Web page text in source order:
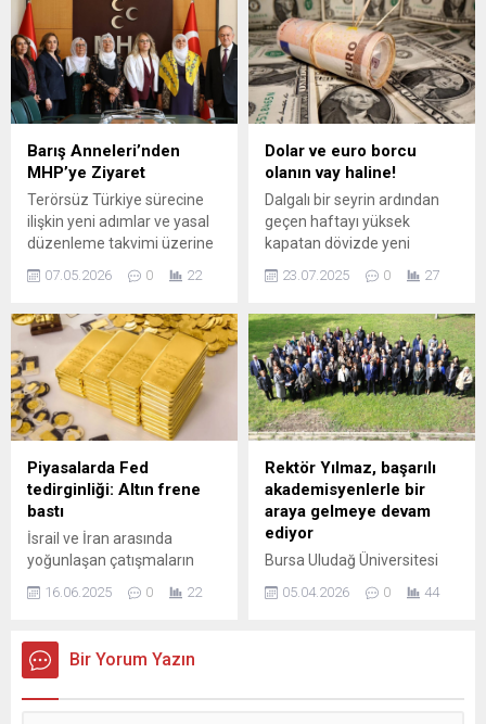
başladı. AKP Diyarbakır
Milletvekili Suna Kepolu
Ataman’ın, Elazığ’ın DEM
Partili Karakoçan Belediye
Başkanı Cafer Oğur’u
ziyaret etmesi, siyasi
kulisleri hareketlendirdi.
Barış Anneleri’nden
MHP’ye Ziyaret
Terörsüz Türkiye sürecine
ilişkin yeni adımlar ve yasal
düzenleme takvimi üzerine
Barış Anneleri ile bazı
araya geldi. Görüşmeler,
sürece katkı sunma ve ortak
temennileri paylaşma amacı
taşıdı. Heyet, TBMM’de MHP
Grubu ile yaptığı görüşmede
karşılıklı nezaket ve
sembolik hediyeler eşliğinde
düşüncelerini aktardı.
Ziyaret, farklı...
07.05.2026 0 22
Dolar ve euro borcu
olanın vay haline!
Dalgalı bir seyrin ardından
geçen haftayı yüksek
kapatan dövizde yeni
oldu. Geçen hafta TL
izleyerek ilerleyen doların
bugün yükselişi sınırlı oldu.
47 TL ile rekor kırın euro
geçen hafta ...
23.07.2025 0 27
Piyasalarda Fed
tedirginliği: Altın frene
bastı
İsrail ve İran arasında
yoğunlaşan çatışmaların
daha geniş çaplı bir bölgesel
çatışma korkusunu
güvenli liman varlıklarına
yöneltmesiyle ons altın
16.06.2025 0 22
Rektör Yılmaz, başarılı
akademisyenlerle bir
araya gelmeye devam
ediyor
Bursa Uludağ Üniversitesi
(BUÜ) Ar-Ge
Koordinatörlüğü, araştırma
05.04.2026 0 44
Bir Yorum Yazın